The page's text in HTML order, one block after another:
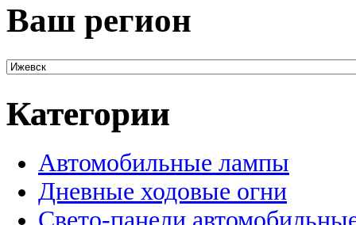
Ваш регион
Категории
Автомобильные лампы
Дневные ходовые огни